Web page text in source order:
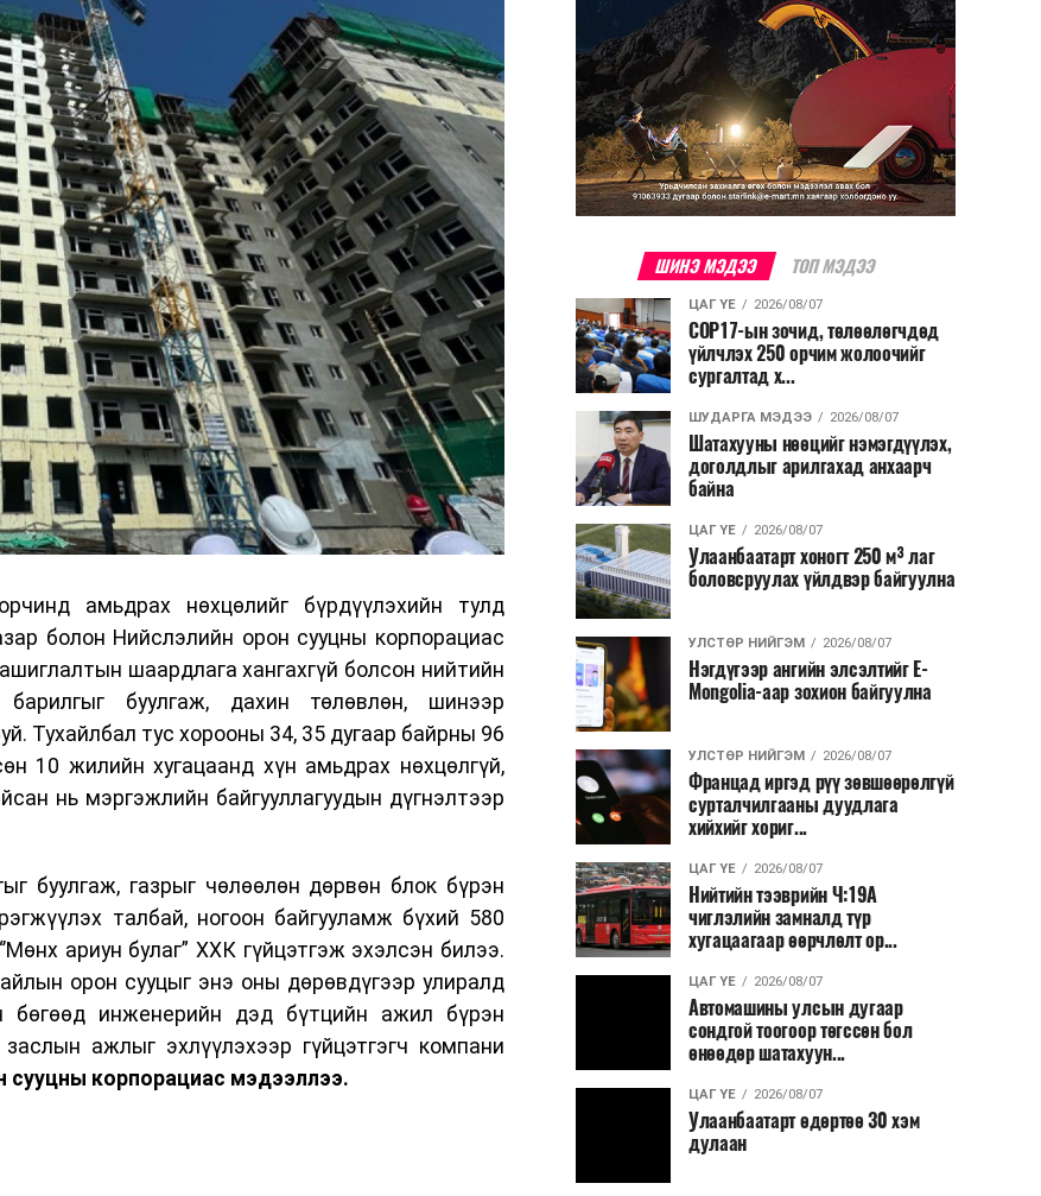
амьдрах нөхцөлийг бүрдүүлэхийн тулд
болон Нийслэлийн орон сууцны корпорациас
шаардлага хангахгүй болсон нийтийн
буулгаж, дахин төлөвлөн, шинээр
Тухайлбал тус хорооны 34, 35 дугаар байрны 96
10 жилийн хугацаанд хүн амьдрах нөхцөлгүй,
нь мэргэжлийн байгууллагуудын дүгнэлтээр
буулгаж, газрыг чөлөөлөн дөрвөн блок бүрэн
талбай, ногоон байгууламж бүхий 580
ариун булаг” ХХК гүйцэтгэж эхэлсэн билээ.
орон сууцыг энэ оны дөрөвдүгээр улиралд
бөгөөд инженерийн дэд бүтцийн ажил бүрэн
ажлыг эхлүүлэхээр гүйцэтгэгч компани
сууцны корпорациас мэдээллээ.
ШИНЭ МЭДЭЭ ТОП МЭДЭЭ
ЦАГ ҮЕ 2026/08/07
COP17-ын зочид, төлөөлөгчдөд
үйлчлэх 250 орчим жолоочийг
сургалтад х...
ШУДАРГА МЭДЭЭ 2026/08/07
Шатахууны нөөцийг нэмэгдүүлэх,
доголдлыг арилгахад анхаарч
байна
ЦАГ ҮЕ 2026/08/07
Улаанбаатарт хоногт 250 м³ лаг
боловсруулах үйлдвэр байгуулна
УЛСТӨР НИЙГЭМ 2026/08/07
Нэгдүгээр ангийн элсэлтийг E-
Mongolia-аар зохион байгуулна
УЛСТӨР НИЙГЭМ 2026/08/07
Францад иргэд рүү зөвшөөрөлгүй
сурталчилгааны дуудлага
хийхийг хориг...
ЦАГ ҮЕ 2026/08/07
Нийтийн тээврийн Ч:19А
чиглэлийн замналд түр
хугацаагаар өөрчлөлт ор...
ЦАГ ҮЕ 2026/08/07
Автомашины улсын дугаар
сондгой тоогоор төгссөн бол
өнөөдөр шатахуун...
ЦАГ ҮЕ 2026/08/07
Улаанбаатарт өдөртөө 30 хэм
дулаан